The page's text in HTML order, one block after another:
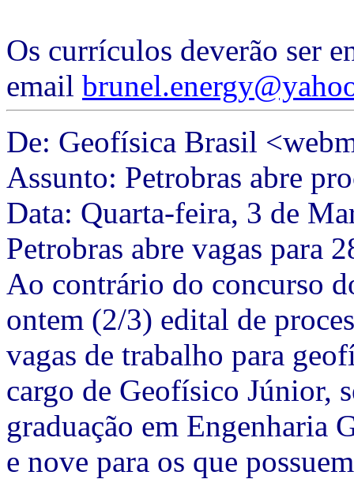
Os currículos deverão ser
email
De: Geofísica Brasil
Assunto: Petrobras abre
Data: Quarta-feira, 3 de
Petrobras abre vagas para
Ao contrário do concurso
ontem (2/3) edital de
vagas de trabalho para
cargo de Geofísico Júnior,
graduação em Engenharia
e nove para os que